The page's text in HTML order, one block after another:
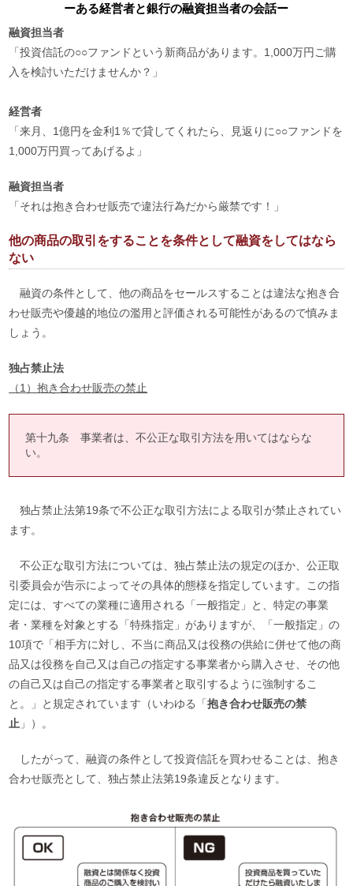
ーある経営者と銀行の融資担当者の会話ー
融資担当者
「投資信託の○○ファンドという新商品があります。1,000万円ご購
入を検討いただけませんか？」
経営者
「来月、1億円を金利1％で貸してくれたら、見返りに○○ファンドを
1,000万円買ってあげるよ」
融資担当者
「それは抱き合わせ販売で違法行為だから厳禁です！」
他の商品の取引をすることを条件として融資をしてはなら
ない
融資の条件として、他の商品をセールスすることは違法な抱き合
わせ販売や優越的地位の濫用と評価される可能性があるので慎みま
しょう。
独占禁止法
（1）抱き合わせ販売の禁止
第十九条 事業者は、不公正な取引方法を用いてはならな
い。
独占禁止法第19条で不公正な取引方法による取引が禁止されてい
ます。
不公正な取引方法については、独占禁止法の規定のほか、公正取
引委員会が告示によってその具体的態様を指定しています。この指
定には、すべての業種に適用される「一般指定」と、特定の事業
者・業種を対象とする「特殊指定」がありますが、「一般指定」の
10項で「相手方に対し、不当に商品又は役務の供給に併せて他の商
品又は役務を自己又は自己の指定する事業者から購入させ、その他
の自己又は自己の指定する事業者と取引するように強制するこ
と。」と規定されています（いわゆる「抱き合わせ販売の禁
止 」）。
したがって、融資の条件として投資信託を買わせることは、抱き
合わせ販売として、独占禁止法第19条違反となります。